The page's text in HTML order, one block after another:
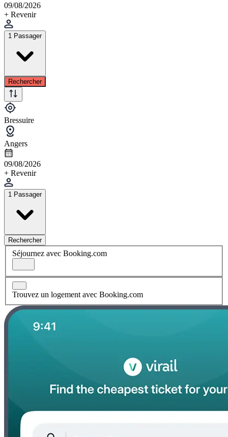
09/08/2026
+ Revenir
1 Passager
Rechercher
Bressuire
Angers
09/08/2026
+ Revenir
1 Passager
Rechercher
Séjournez avec Booking.com
Trouvez un logement avec Booking.com